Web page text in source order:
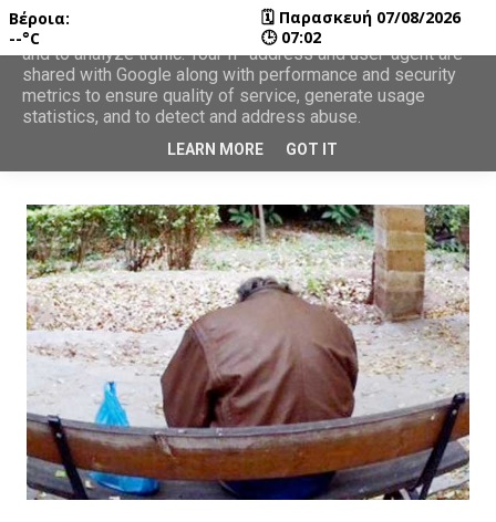
Βέροια:
--°C
🗓 Παρασκευή 07/08/2026
🕒 07:02
This site uses cookies from Google to deliver its services
and to analyze traffic. Your IP address and user-agent are
shared with Google along with performance and security
metrics to ensure quality of service, generate usage
statistics, and to detect and address abuse.
LEARN MORE GOT IT